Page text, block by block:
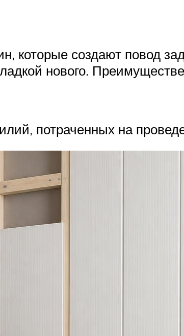
которые создают повод
нового.
потраченных на